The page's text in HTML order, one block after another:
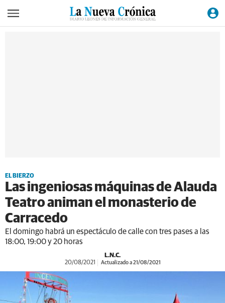
EL BIERZO
Las ingeniosas máquinas de Alauda
Teatro animan el monasterio de
Carracedo
El domingo habrá un espectáculo de calle con tres pases a las
18:00, 19:00 y 20 horas
L.N.C.
20/08/2021 Actualizado a 21/08/2021